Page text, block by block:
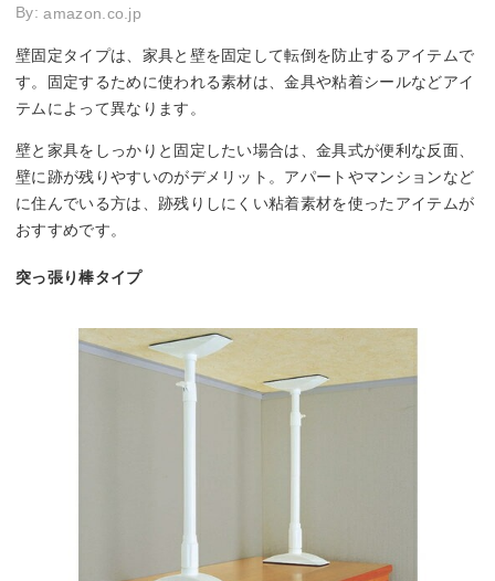
By:amazon.co.jp
壁固定タイプは、家具と壁を固定して転倒を防止するアイテムで
す。固定するために使われる素材は、金具や粘着シールなどアイ
テムによって異なります。
壁と家具をしっかりと固定したい場合は、金具式が便利な反面、
壁に跡が残りやすいのがデメリット。アパートやマンションなど
に住んでいる方は、跡残りしにくい粘着素材を使ったアイテムが
おすすめです。
突っ張り棒タイプ